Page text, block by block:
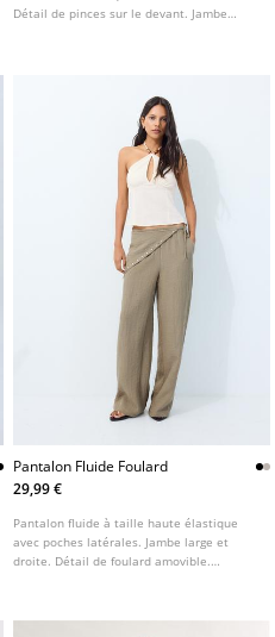
Détail de pinces sur le devant. Jambe
Pantalon Fluide Foulard
29,99 €
Pantalon fluide à taille haute élastique
avec poches latérales. Jambe large et
droite. Détail de foulard amovible.